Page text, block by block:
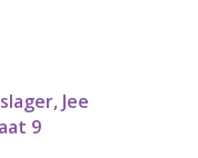
Jee
9